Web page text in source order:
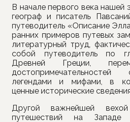
В начале первого века нашей
географ и писатель
путеводитель «Описание
ранних примеров путевых
литературный труд,
собой путеводитель по
Древней Греции,
легендами и мифами, в
ценные исторические
Другой важнейшей
путешествий на